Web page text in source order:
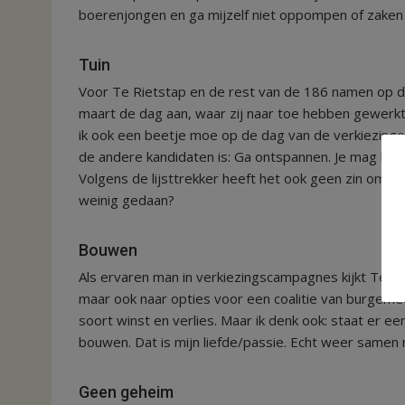
boerenjongen en ga mijzelf niet oppompen of
Tuin
Voor Te Rietstap en de rest van de 186 namen
maart de dag aan, waar zij naar toe hebben
ik ook een beetje moe op de dag van de
de andere kandidaten is: Ga ontspannen. Je mag
Volgens de lijsttrekker heeft het ook geen zin om
weinig gedaan?
Bouwen
Als ervaren man in verkiezingscampagnes kijkt Te
maar ook naar opties voor een coalitie van
soort winst en verlies. Maar ik denk ook: staat er
bouwen. Dat is mijn liefde/passie. Echt weer samen
Geen geheim